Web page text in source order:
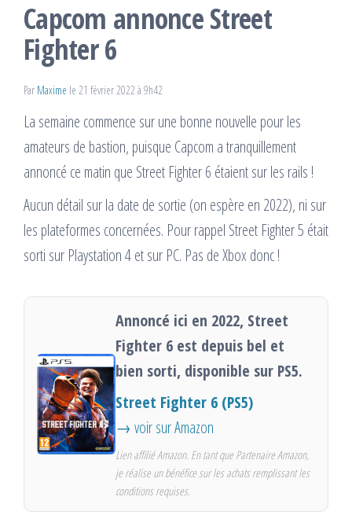
Capcom annonce Street
Fighter 6
Par Maxime le 21 février 2022 à 9h42
La semaine commence sur une bonne nouvelle pour les
amateurs de bastion, puisque Capcom a tranquillement
annoncé ce matin que Street Fighter 6 étaient sur les rails !
Aucun détail sur la date de sortie (on espère en 2022), ni sur
les plateformes concernées. Pour rappel Street Fighter 5 était
sorti sur Playstation 4 et sur PC. Pas de Xbox donc !
Annoncé ici en 2022, Street
Fighter 6 est depuis bel et
bien sorti, disponible sur PS5.
Street Fighter 6 (PS5)
→ voir sur Amazon
Lien affilié Amazon. En tant que Partenaire Amazon,
je réalise un bénéfice sur les achats remplissant les
conditions requises.